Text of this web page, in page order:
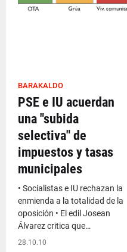
BARAKALDO
PSE e IU acuerdan
una "subida
selectiva" de
impuestos y tasas
municipales
• Socialistas e IU rechazan la
enmienda a la totalidad de la
oposición • El edil Josean
Álvarez critica que…
28.10.10